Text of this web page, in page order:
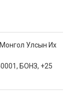
Улсын Их
БОНЗ, +25